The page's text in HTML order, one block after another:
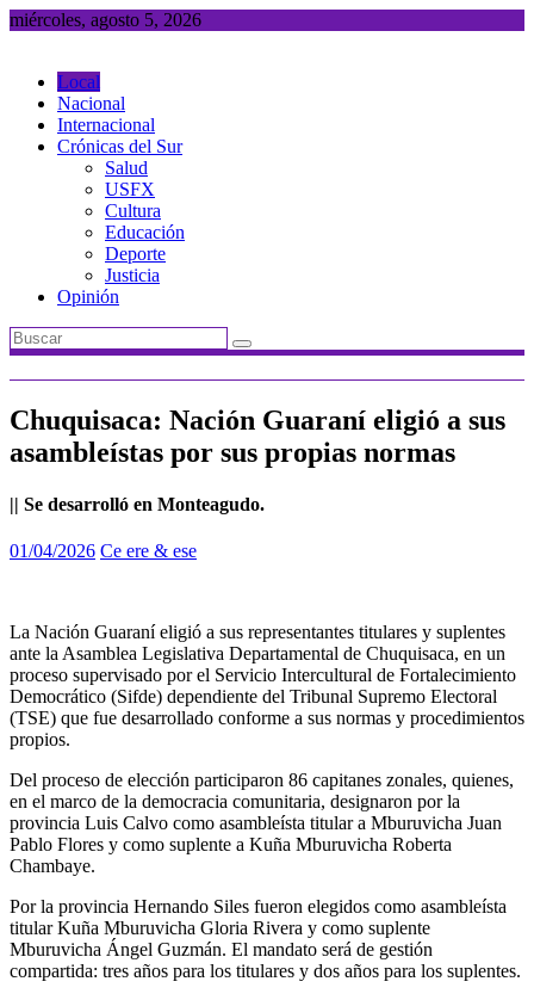
Saltar
miércoles, agosto 5, 2026
Local
Nacional
Internacional
Crónicas del Sur
Salud
USFX
Cultura
Educación
Deporte
Justicia
Opinión
Chuquisaca: Nación Guaraní eligió a sus
asambleístas por sus propias normas
|| Se desarrolló en Monteagudo.
01/04/2026 Ce ere & ese
La Nación Guaraní eligió a sus representantes titulares y suplentes
ante la Asamblea Legislativa Departamental de Chuquisaca, en un
proceso supervisado por el Servicio Intercultural de Fortalecimiento
Democrático (Sifde) dependiente del Tribunal Supremo Electoral
(TSE) que fue desarrollado conforme a sus normas y procedimientos
propios.
Del proceso de elección participaron 86 capitanes zonales, quienes,
en el marco de la democracia comunitaria, designaron por la
provincia Luis Calvo como asambleísta titular a Mburuvicha Juan
Pablo Flores y como suplente a Kuña Mburuvicha Roberta
Chambaye.
Por la provincia Hernando Siles fueron elegidos como asambleísta
titular Kuña Mburuvicha Gloria Rivera y como suplente
Mburuvicha Ángel Guzmán. El mandato será de gestión
compartida: tres años para los titulares y dos años para los suplentes.